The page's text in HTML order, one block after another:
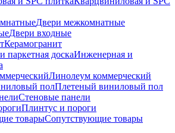
Двери межкомнатные
Двери входные
Керамогранит
Инженерная и
Линолеум коммерческий
Плетеный виниловый пол
Стеновые панели
Плинтус и пороги
Сопутствующие товары